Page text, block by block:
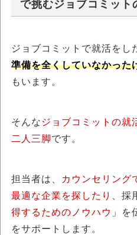
で挑むジョブコミット
ジョブコミットで就活をし
準備を全くしていなかった
もいます。
そんな ジョブコミットの就
二人三脚です。
担当者は、
カウンセリング
最適な企業を探したり
、採
得するためのノウハウ 」を
をサポートします。